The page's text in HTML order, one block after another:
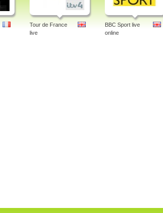
Tour de France
live
BBC Sport live
online